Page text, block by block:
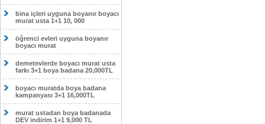
bina içleri uyguna boyanır boyacı
murat usta 1+1 10, 000
öğrenci evleri uyguna boyanır
boyacı murat
demetevlerde boyacı murat usta
farkı 3+1 boya badana 20,000TL
boyacı muratda boya badana
kampanyası 3+1 16,000TL
murat ustadan boya badanada
DEV indirim 1+1 9,000 TL